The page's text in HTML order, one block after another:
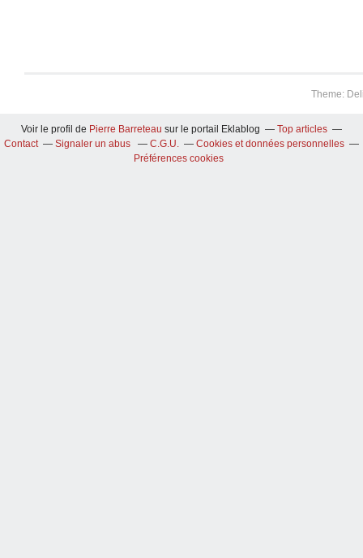
Theme:
Voir le profil de Pierre Barreteau sur le portail Eklablog
Top articles
Contact
Signaler un abus C.G.U.
Cookies et données personnelles
Préférences cookies